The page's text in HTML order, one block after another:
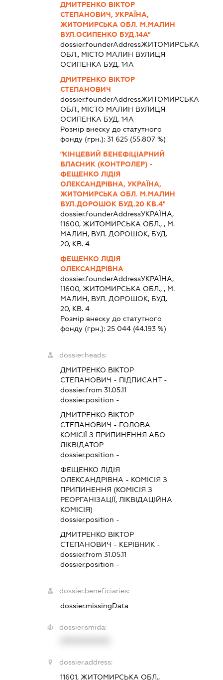
ДМИТРЕНКО ВІКТОР
СТЕПАНОВИЧ, УКРАЇНА,
ЖИТОМИРСЬКА ОБЛ. М.МАЛИН
ВУЛ.ОСИПЕНКО БУД.14А"
dossier.founderAddressЖИТОМИРСЬКА
ОБЛ., МІСТО МАЛИН ВУЛИЦЯ
ОСИПЕНКА БУД. 14А
ДМИТРЕНКО ВІКТОР
СТЕПАНОВИЧ
dossier.founderAddressЖИТОМИРСЬКА
ОБЛ., МІСТО МАЛИН ВУЛИЦЯ
ОСИПЕНКА БУД. 14А
Розмір внеску до статутного
фонду (грн.):31 625 (55.807 %)
"КІНЦЕВИЙ БЕНЕФІЦІАРНИЙ
ВЛАСНИК (КОНТРОЛЕР) -
ФЕЩЕНКО ЛІДІЯ
ОЛЕКСАНДРІВНА, УКРАЇНА,
ЖИТОМИРСЬКА ОБЛ. М.МАЛИН
ВУЛ.ДОРОШОК БУД.20 КВ.4"
dossier.founderAddressУКРАЇНА,
11600, ЖИТОМИРСЬКА ОБЛ., , М.
МАЛИН, ВУЛ. ДОРОШОК, БУД.
20, КВ. 4
ФЕЩЕНКО ЛІДІЯ
ОЛЕКСАНДРІВНА
dossier.founderAddressУКРАЇНА,
11600, ЖИТОМИРСЬКА ОБЛ., , М.
МАЛИН, ВУЛ. ДОРОШОК, БУД.
20, КВ. 4
Розмір внеску до статутного
фонду (грн.):25 044 (44.193 %)
dossier.heads:
ДМИТРЕНКО ВІКТОР
СТЕПАНОВИЧ - ПІДПИСАНТ-
dossier.from 31.05.11
dossier.position -
ДМИТРЕНКО ВІКТОР
СТЕПАНОВИЧ - ГОЛОВА
КОМІСІЇ З ПРИПИНЕННЯ АБО
ЛІКВІДАТОР
dossier.position -
ФЕЩЕНКО ЛІДІЯ
ОЛЕКСАНДРІВНА - КОМІСІЯ З
ПРИПИНЕННЯ (КОМІСІЯ З
РЕОРГАНІЗАЦІЇ, ЛІКВІДАЦІЙНА
КОМІСІЯ)
dossier.position -
ДМИТРЕНКО ВІКТОР
СТЕПАНОВИЧ - КЕРІВНИК -
dossier.from 31.05.11
dossier.position -
dossier.beneficiaries:
dossier.missingData
dossier.smida:
dossier.address:
11601, ЖИТОМИРСЬКА ОБЛ.,